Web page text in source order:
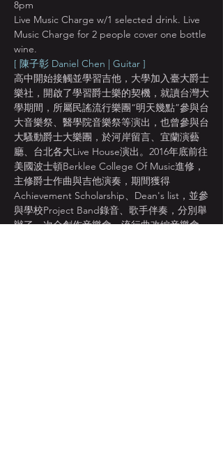
8pm
Live Music Charge w/1 selected drink. Live
Music Charge for 2 people cover one bottle
wine.
[ 陳子彰 Daniel Chen | Guitar ]
高中開始接觸並學習吉他，大學加入臺大爵士
樂社，開啟了學習爵士樂的契機，就讀台灣大
學期間，所屬民謠流行樂團“明天幾點”參與台
大音樂祭、醫學院音樂祭等演出，也曾參與台
大騷動爵士大樂團，於河岸留言、宜蘭演藝
廳、台北各大Live House演出。2016年底前往
美國波士頓Berklee College Of Music進修，
主修爵士作曲與吉他演奏，期間獲得
Achievement Scholarship、Dean's list，並參
與學校Project Band錄音、歌手伴奏，分別舉
辦了一次全創作音樂會、流行曲改編音樂會、